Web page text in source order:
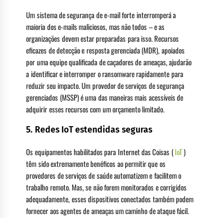
Um sistema de segurança de e-mail forte interromperá a
maioria dos e-mails maliciosos, mas não todos – e as
organizações devem estar preparadas para isso. Recursos
eficazes de detecção e resposta gerenciada (MDR), apoiados
por uma equipe qualificada de caçadores de ameaças, ajudarão
a identificar e interromper o ransomware rapidamente para
reduzir seu impacto. Um provedor de serviços de segurança
gerenciados (MSSP) é uma das maneiras mais acessíveis de
adquirir esses recursos com um orçamento limitado.
5. Redes IoT estendidas seguras
Os equipamentos habilitados para Internet das Coisas (IoT)
têm sido extremamente benéficos ao permitir que os
provedores de serviços de saúde automatizem e facilitem o
trabalho remoto. Mas, se não forem monitorados e corrigidos
adequadamente, esses dispositivos conectados também podem
fornecer aos agentes de ameaças um caminho de ataque fácil.